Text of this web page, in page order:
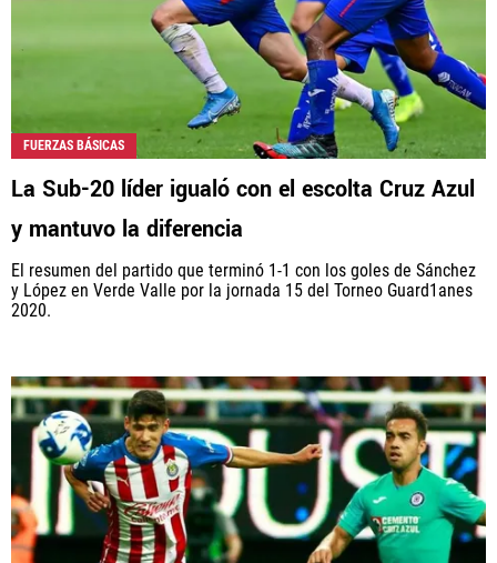
FUERZAS BÁSICAS
La Sub-20 líder igualó con el escolta Cruz Azul
y mantuvo la diferencia
El resumen del partido que terminó 1-1 con los goles de Sánchez
y López en Verde Valle por la jornada 15 del Torneo Guard1anes
2020.